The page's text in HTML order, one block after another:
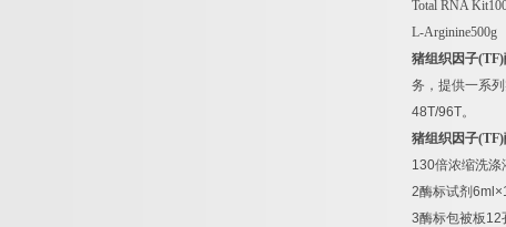
Total RNA
L-Arginine500g
猪组织因子(TF)
务，提供一系
48T/96T。
猪组织因子(TF)
130倍浓缩洗涤
2酶标试剂
3酶标包被板12